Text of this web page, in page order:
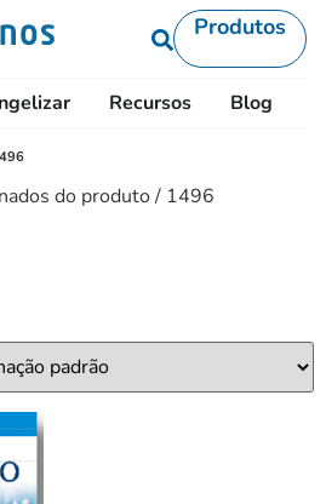
Produtos
Recursos Blog
do produto / 1496